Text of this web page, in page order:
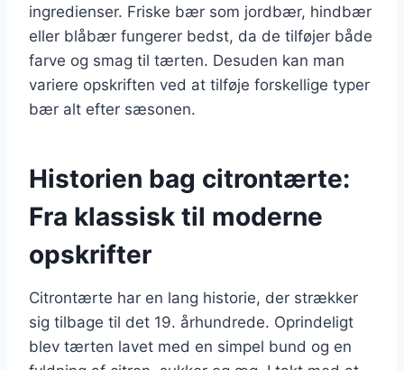
ingredienser. Friske bær som jordbær, hindbær
eller blåbær fungerer bedst, da de tilføjer både
farve og smag til tærten. Desuden kan man
variere opskriften ved at tilføje forskellige typer
bær alt efter sæsonen.
Historien bag citrontærte:
Fra klassisk til moderne
opskrifter
Citrontærte har en lang historie, der strækker
sig tilbage til det 19. århundrede. Oprindeligt
blev tærten lavet med en simpel bund og en